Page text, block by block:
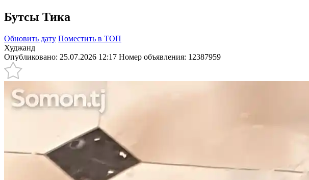
Бутсы Тика
Обновить дату Поместить в ТОП
Худжанд
Опубликовано: 25.07.2026 12:17 Номер объявления: 12387959